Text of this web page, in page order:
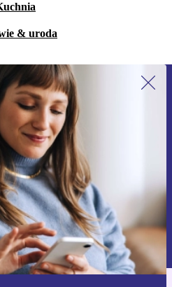
& uroda
nasz newsletter!
żadnej oferty.
się
osobowych znajdują się w